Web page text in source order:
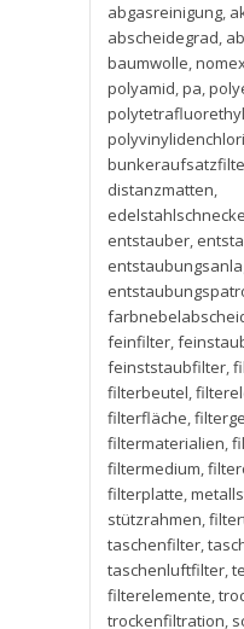
abgasreinigung,
abscheidegrad,
baumwolle,
polyamid,pa,
distanzmatten,
entstauber,
feinfilter,
feinststaubfilter,
filterbeutel,
filterfläche,
filtermaterialien,
filtermedium,
filterplatte,
stützrahmen,
taschenfilter,
taschenluftfilter,
filterelemente,
trockenfiltration,